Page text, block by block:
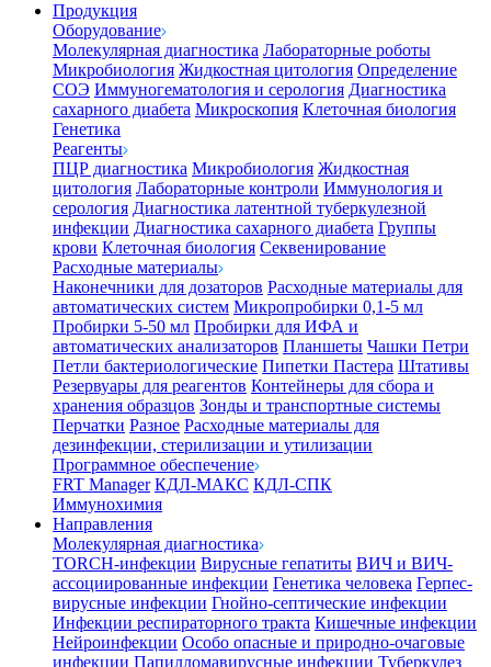
Продукция
Оборудование
Молекулярная диагностика Лабораторные роботы
Микробиология Жидкостная цитология Определение
СОЭ Иммуногематология и серология Диагностика
сахарного диабета Микроскопия Клеточная биология
Генетика
Реагенты
ПЦР диагностика Микробиология Жидкостная
цитология Лабораторные контроли Иммунология и
серология Диагностика латентной туберкулезной
инфекции Диагностика сахарного диабета Группы
крови Клеточная биология Секвенирование
Расходные материалы
Наконечники для дозаторов Расходные материалы для
автоматических систем Микропробирки 0,1-5 мл
Пробирки 5-50 мл Пробирки для ИФА и
автоматических анализаторов Планшеты Чашки Петри
Петли бактериологические Пипетки Пастера Штативы
Резервуары для реагентов Контейнеры для сбора и
хранения образцов Зонды и транспортные системы
Перчатки Разное Расходные материалы для
дезинфекции, стерилизации и утилизации
Программное обеспечение
FRT Manager КДЛ-МАКС КДЛ-СПК
Иммунохимия
Направления
Молекулярная диагностика
TORCH-инфекции Вирусные гепатиты ВИЧ и ВИЧ-
ассоциированные инфекции Генетика человека Герпес-
вирусные инфекции Гнойно-септические инфекции
Инфекции респираторного тракта Кишечные инфекции
Нейроинфекции Особо опасные и природно-очаговые
инфекции Папилломавирусные инфекции Туберкулез